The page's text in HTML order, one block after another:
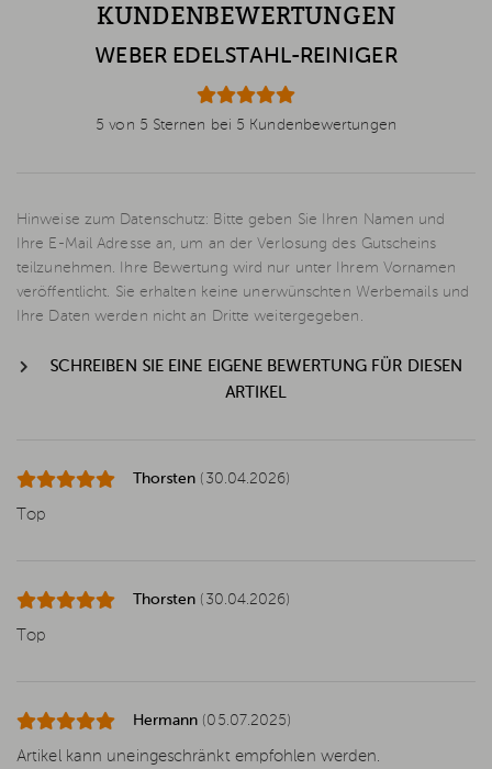
KUNDENBEWERTUNGEN
WEBER EDELSTAHL-REINIGER
5 von 5 Sternen bei 5 Kundenbewertungen
Hinweise zum Datenschutz: Bitte geben Sie Ihren Namen und
Ihre E-Mail Adresse an, um an der Verlosung des Gutscheins
teilzunehmen. Ihre Bewertung wird nur unter Ihrem Vornamen
veröffentlicht. Sie erhalten keine unerwünschten Werbemails und
Ihre Daten werden nicht an Dritte weitergegeben.
SCHREIBEN SIE EINE EIGENE BEWERTUNG FÜR DIESEN
ARTIKEL
Thorsten (30.04.2026)
Top
Thorsten (30.04.2026)
Top
Hermann (05.07.2025)
Artikel kann uneingeschränkt empfohlen werden.